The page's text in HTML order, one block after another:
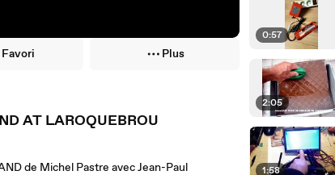
Favori Plus
AT LAROQUEBROU
de Michel Pastre avec Jean-Paul
0:57
2:05
1:58